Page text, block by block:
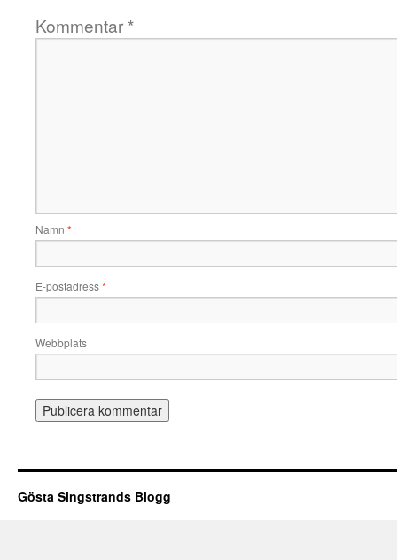
Kommentar *
Namn *
E-postadress*
Webbplats
Gösta Singstrands Blogg